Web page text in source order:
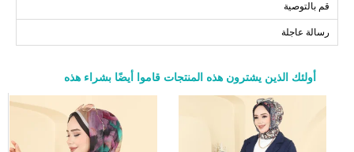
قم بالتوصية
رسالة عاجلة
أولئك الذين يشترون هذه المنتجات قاموا أيضًا بشراء هذه
a>